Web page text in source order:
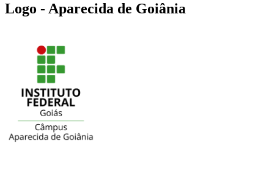
Logo - Aparecida de Goiânia